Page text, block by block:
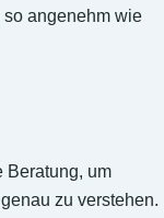
angenehm wie
Beratung, um
zu verstehen.